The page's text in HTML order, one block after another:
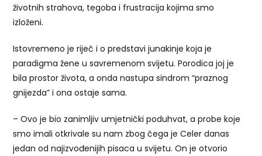
životnih strahova, tegoba i frustracija kojima smo
izloženi.
Istovremeno je riječ i o predstavi junakinje koja je
paradigma žene u savremenom svijetu. Porodica joj je
bila prostor života, a onda nastupa sindrom “praznog
gnijezda” i ona ostaje sama.
– Ovo je bio zanimljiv umjetnički poduhvat, a probe koje
smo imali otkrivale su nam zbog čega je Celer danas
jedan od najizvođenijih pisaca u svijetu. On je otvorio